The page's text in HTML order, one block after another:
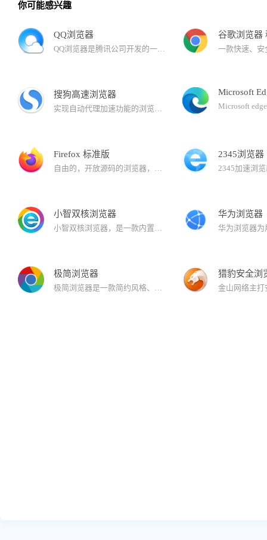
你可能感兴趣
QQ浏览器
QQ浏览器是腾讯公司开发的一款极速浏览器，已升级为AI浏览器。 在用户浏览的过程中，QQ浏览器提供AI能力，帮助用户高效获取信息，提升处理、生成信息的效率。还有多个AI助理，帮助完成复杂任务。
谷歌浏览器
搜狗高速浏览器
实现自动代理加速功能的浏览器。与拼音输入法、五笔输入法等产品一同成为您高速上网的必备工具。搜狗浏览器拥有国内首款“真双核”引擎，采用多级加速机制，能大幅提高您的上网速度。
Microsoft
Firefox 标准版
自由的，开放源码的浏览器，它体积小速度快，还有其它一些高级特征，主要特性有：标签式浏览，使上网冲浪更快；可以禁止弹出式窗口；自定制工具栏；扩展管理；更好的搜索特性；快速而方便的侧栏。
2345浏览器
小智双核浏览器
小智双核浏览器，是一款内置Chrome和IE内核的安全双核浏览器，可完美支持IE9/IE10/IE11版本内核，同时拥有更加稳定、快速的Chrome内核：Chromium101，运行速度快、性能稳定，同样也确保了兼容性。界面简洁，安全、纯净无广告，有着秒开网页的流畅体验。支持安装谷歌Google Chrome插件拓展程序，拥有自定义主页、天气预报、免费PDF转换Word功能、快速划词翻译功能、网页长截图、gif录制、视频录制、快捷鼠标手势、一键扫码分享网页功能、微博助手、侧边栏二维码生成器以及自定义浏览器全面屏壁纸皮肤等功能。
华为浏览器
极简浏览器
极简浏览器是一款简约风格、极速安全、无广告、无弹窗的浏览器。极简浏览器提供了浏览器的基本功能。满足用户的极速安全上网的同时，无广告、无弹窗、简洁的界面等特点给用户带来不一样的浏览体验！
猎豹安全浏